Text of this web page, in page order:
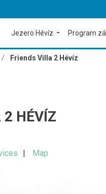
Jezero Hévíz Program
Friends Villa 2 Hévíz
2 HÉVÍZ
Map